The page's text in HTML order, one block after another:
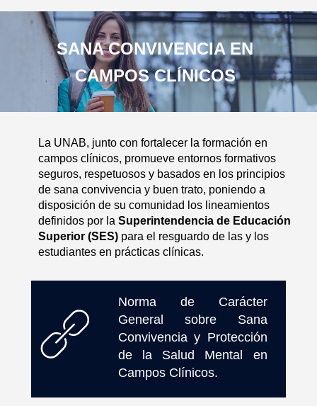
SANA CONVIVENCIA EN
CAMPOS CLÍNICOS
La UNAB, junto con fortalecer la formación en
campos clínicos, promueve entornos formativos
seguros, respetuosos y basados en los principios
de sana convivencia y buen trato, poniendo a
disposición de su comunidad los lineamientos
definidos por la Superintendencia de Educación
Superior (SES) para el resguardo de las y los
estudiantes en prácticas clínicas.
Norma de Carácter
General sobre Sana
Convivencia y Protección
de la Salud Mental en
Campos Clínicos.